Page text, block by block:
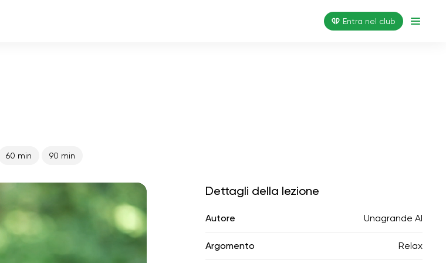
Entra nel club
60 min 90 min
Dettagli della lezione
Autore Unagrande AI
Argomento Relax